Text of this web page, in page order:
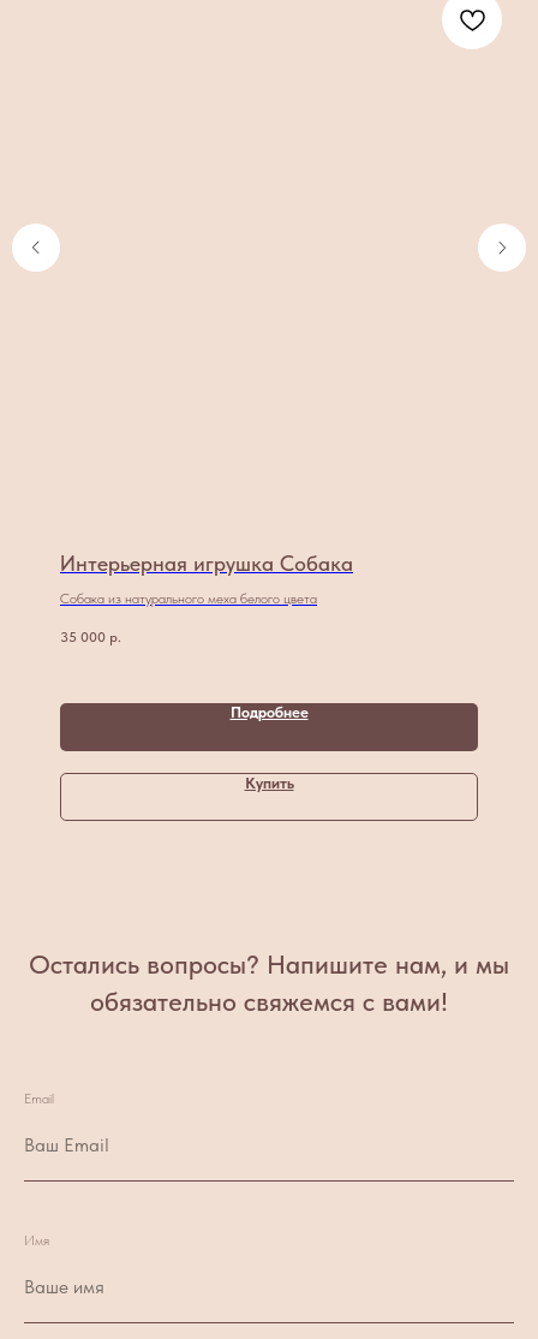
Интерьерная игрушка Собака
Собака из натурального меха белого цвета
35 000 р.
Подробнее
Купить
Остались вопросы? Напишите нам, и мы
обязательно свяжемся с вами!
Email
Имя